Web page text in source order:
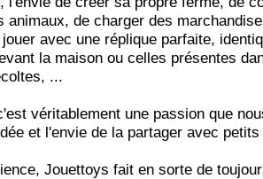
animaux, de charger des
avec une réplique parfaite,
la maison ou celles présentes
...
véritablement une passion que
et l'envie de la partager avec
Jouettoys fait en sorte de